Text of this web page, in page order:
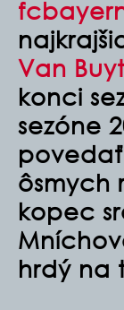
Van
konci
sezóne
ôsmych
kopec
hrdý na